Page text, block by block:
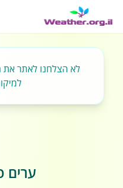
לא הצלחנו לאתר את
ערים